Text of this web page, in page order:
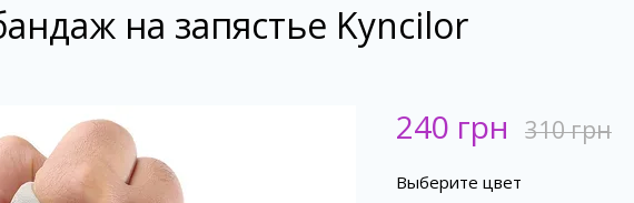
на запястье Kyncilor
240 грн 310 грн
Выберите цвет